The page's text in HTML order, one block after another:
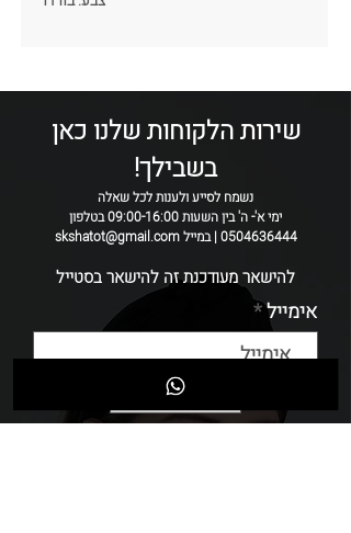
שירות הלקוחות שלנו כאן
בשבילך!
נשמח לסייע ולענות לכל שאלה
ימי א'- ה' בין השעות 09:00-16:00 בטלפון
0504636444 | במייל skshatot@gmail.com
להישאר מעודכנת זה להישאר בסטייל
אימייל
שליחה